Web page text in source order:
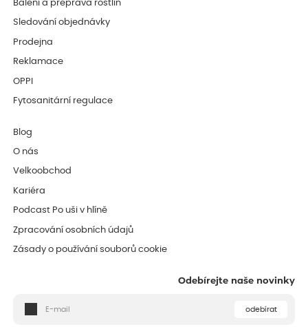
Balení a přeprava rostlin
Sledování objednávky
Prodejna
Reklamace
OPPI
Fytosanitární regulace
Blog
O nás
Velkoobchod
Kariéra
Podcast Po uši v hlíně
Zpracování osobních údajů
Zásady o používání souborů cookie
Odebírejte naše novinky
odebírat